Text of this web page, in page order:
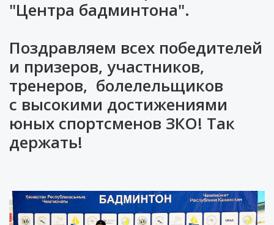
"Центра бадминтона".
Поздравляем всех победителей
и призеров, участников,
тренеров, болелельщиков
с высокими достижениями
юных спортсменов ЗКО! Так
держать!